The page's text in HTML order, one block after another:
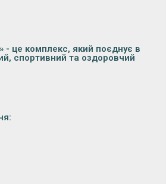
це комплекс, який поєднує в
спортивний та оздоровчий